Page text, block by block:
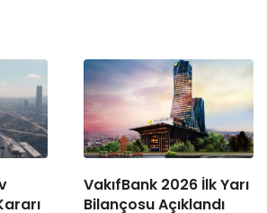
VakıfBank 2026 İlk Yarı
Bilançosu Açıklandı